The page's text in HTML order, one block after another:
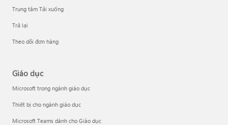
Trung tâm Tải xuống
Trả lại
Theo dõi đơn hàng
Giáo dục
Microsoft trong ngành giáo dục
Thiết bị cho ngành giáo dục
Microsoft Teams dành cho Giáo dục